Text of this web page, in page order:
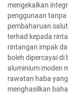
mengekalkan
penggunaan
pembaharuan
terhad kepada
rintangan impak
boleh dipercayai
aluminium moden
rawatan haba
menghasilkan